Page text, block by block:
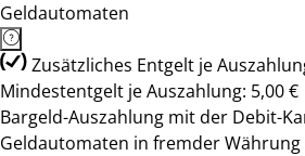
Geldautomaten
Zusätzliches Entgelt je
Mindestentgelt je Auszahlung: 5,00 €
Bargeld-Auszahlung mit der Debit-
Geldautomaten in fremder Währung